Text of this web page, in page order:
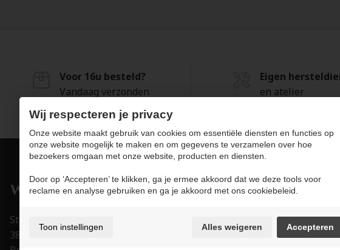
Voor 16u besteld?
Vandaag verzonden
Eigen
en atelier
Stapelstraat 15-17
3800 Sint-Truiden
Producten
Uurwerken
Wij respecteren je privacy
Onze website maakt gebruik van cookies om essentiële diensten en functies op
onze website mogelijk te maken en om gegevens te verzamelen over hoe
bezoekers omgaan met onze website, producten en diensten.
Door op ‘Accepteren’ te klikken, ga je ermee akkoord dat we deze tools voor
reclame en analyse gebruiken en ga je akkoord met ons cookiebeleid.
Toon instellingen Alles weigeren Accepteren